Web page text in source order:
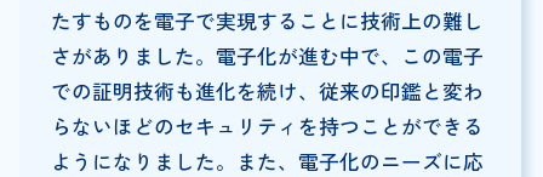
たすものを電子で実現することに技術上の難し
さがありました。電子化が進む中で、この電子
での証明技術も進化を続け、従来の印鑑と変わ
らないほどのセキュリティを持つことができる
ようになりました。また、電子化のニーズに応